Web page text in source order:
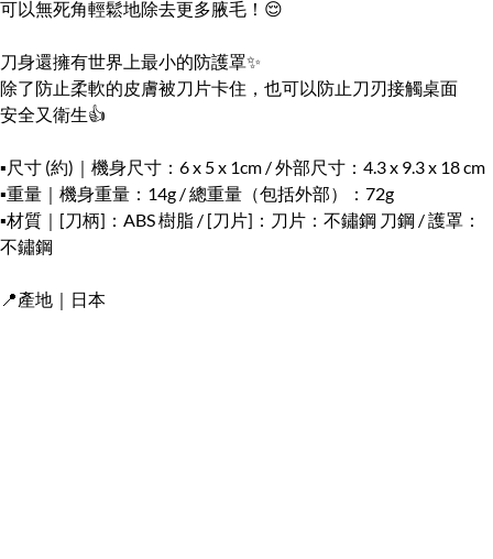
可以無死角輕鬆地除去更多腋毛！😌
刀身還擁有世界上最小的防護罩✨
除了防止柔軟的皮膚被刀片卡住，也可以防止刀刃接觸桌面
安全又衛生👍
▪️尺寸 (約)｜機身尺寸：6 x 5 x 1cm / 外部尺寸：4.3 x 9.3 x 18 cm
▪️重量｜機身重量：14g / 總重量（包括外部）：72g
▪️材質｜[刀柄]：ABS 樹脂 / [刀片]：刀片：不鏽鋼 刀鋼 / 護罩：
不鏽鋼
📍產地｜日本